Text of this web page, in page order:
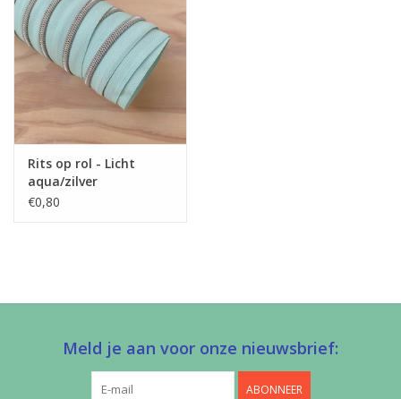
Rits op rol - Licht
aqua/zilver
€0,80
Meld je aan voor onze nieuwsbrief:
ABONNEER